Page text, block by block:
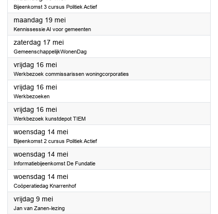
Bijeenkomst 3 cursus Politiek Actief
maandag 19 mei2025
Kennissessie AI voor gemeenten
zaterdag 17 mei2025
GemeenschappelijkWonenDag
vrijdag 16 mei2025
Werkbezoek commissarissen woningcorporaties
vrijdag 16 mei2025
Werkbezoeken
vrijdag 16 mei2025
Werkbezoek kunstdepot TIEM
woensdag 14 mei2025
Bijeenkomst 2 cursus Politiek Actief
woensdag 14 mei2025
Informatiebijeenkomst De Fundatie
woensdag 14 mei2025
Coöperatiedag Knarrenhof
vrijdag 9 mei2025
Jan van Zanen-lezing